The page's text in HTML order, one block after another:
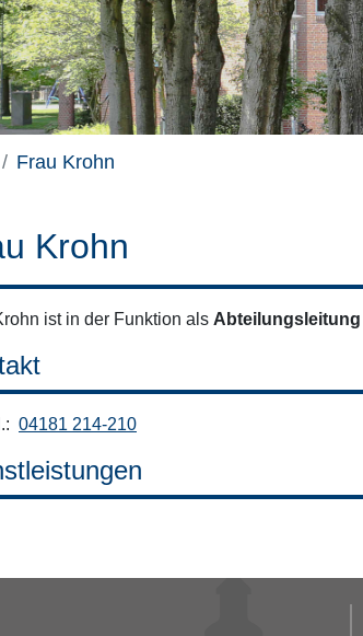
Frau Krohn
Krohn
ist in der Funktion als Abteilungsleitung
04181 214-210